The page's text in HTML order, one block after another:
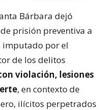
Bárbara dejó
prisión preventiva a
imputado por el
de los delitos
violación, lesiones
, en contexto de
ilícitos perpetrados